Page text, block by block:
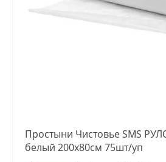
Простыни Чистовье SMS
белый 200х80см 75шт/уп